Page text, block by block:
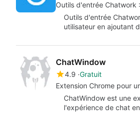
Outils d'entrée Chatwork
Outils d'entrée
utilisateur en ajoutant
ChatWindow
4.9 Gratuit
Extension Chrome pour
ChatWindow est une
l'expérience de chat